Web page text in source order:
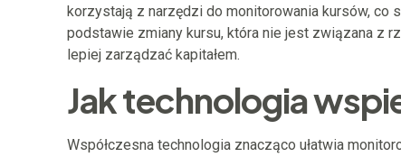
korzystają z narzędzi do monitorowania kursów, co
podstawie zmiany kursu, która nie jest związana z
lepiej zarządzać kapitałem.
Jak technologia
Współczesna technologia znacząco ułatwia